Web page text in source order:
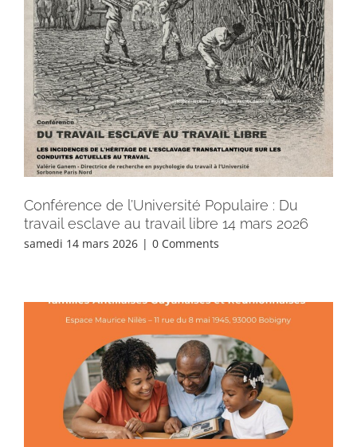
Conférence de l’Université Populaire : Du
travail esclave au travail libre 14 mars 2026
samedi 14 mars 2026 | 0 Comments